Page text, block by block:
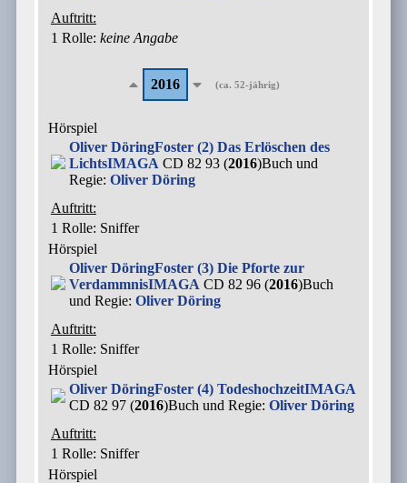
Auftritt:
1 Rolle: keine Angabe
2016 (ca. 52-jährig)
Hörspiel
Oliver DöringFoster (2) Das Erlöschen des
LichtsIMAGA CD 82 93 (2016)Buch und
Regie: Oliver Döring
Auftritt:
1 Rolle: Sniffer
Hörspiel
Oliver DöringFoster (3) Die Pforte zur
VerdammnisIMAGA CD 82 96 (2016)Buch
und Regie: Oliver Döring
Auftritt:
1 Rolle: Sniffer
Hörspiel
Oliver DöringFoster (4) TodeshochzeitIMAGA
CD 82 97 (2016)Buch und Regie: Oliver Döring
Auftritt:
1 Rolle: Sniffer
Hörspiel